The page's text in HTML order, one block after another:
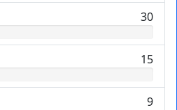
30
15
9